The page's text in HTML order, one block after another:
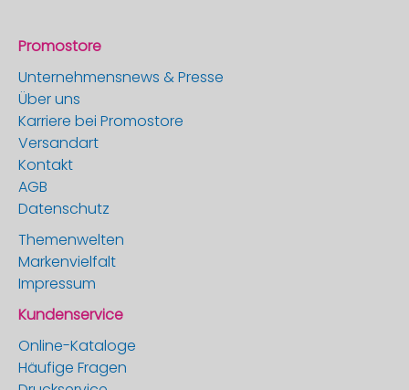
Promostore
Unternehmensnews & Presse
Über uns
Karriere bei Promostore
Versandart
Kontakt
AGB
Datenschutz
Themenwelten
Markenvielfalt
Impressum
Kundenservice
Online-Kataloge
Häufige Fragen